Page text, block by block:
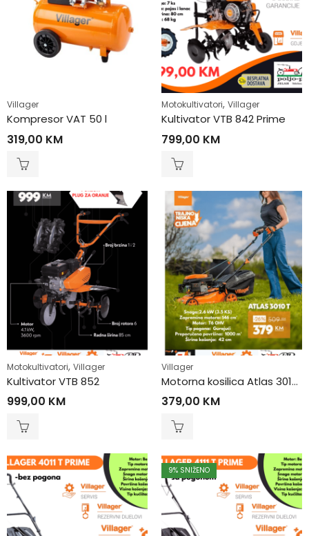
Villager
Kompresor VAT 50 l
319,00 KM
Motokultivatori, Villager
Kultivator VTB 842 Prime
799,00 KM
Motokultivatori, Villager
Kultivator VTB 852
999,00 KM
Villager
Motorna kosilica Atlas 3010 T
379,00 KM
9% SNIŽENO